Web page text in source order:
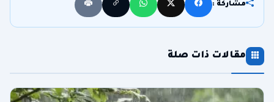
مشاركة :
مقالات ذات صلة